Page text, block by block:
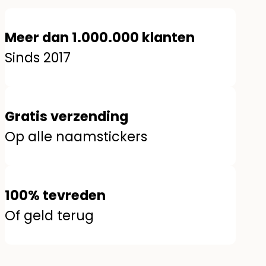
Meer dan 1.000.000 klanten
Sinds 2017
Gratis verzending
Op alle naamstickers
100% tevreden
Of geld terug